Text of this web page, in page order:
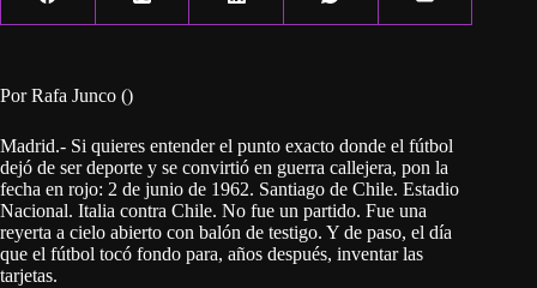
Por Rafa Junco ()
Madrid.- Si quieres entender el punto exacto donde el fútbol
dejó de ser deporte y se convirtió en guerra callejera, pon la
fecha en rojo: 2 de junio de 1962. Santiago de Chile. Estadio
Nacional. Italia contra Chile. No fue un partido. Fue una
reyerta a cielo abierto con balón de testigo. Y de paso, el día
que el fútbol tocó fondo para, años después, inventar las
tarjetas.